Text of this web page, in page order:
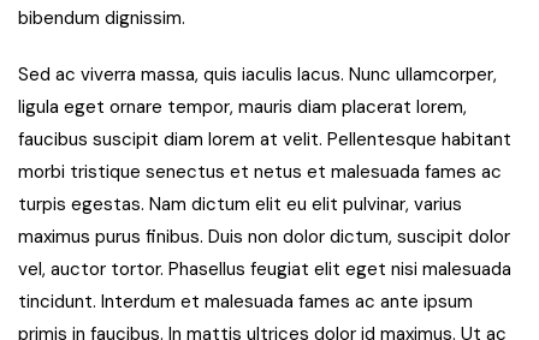
bibendum dignissim.
Sed ac viverra massa, quis iaculis lacus. Nunc ullamcorper,
ligula eget ornare tempor, mauris diam placerat lorem,
faucibus suscipit diam lorem at velit. Pellentesque habitant
morbi tristique senectus et netus et malesuada fames ac
turpis egestas. Nam dictum elit eu elit pulvinar, varius
maximus purus finibus. Duis non dolor dictum, suscipit dolor
vel, auctor tortor. Phasellus feugiat elit eget nisi malesuada
tincidunt. Interdum et malesuada fames ac ante ipsum
primis in faucibus. In mattis ultrices dolor id maximus. Ut ac